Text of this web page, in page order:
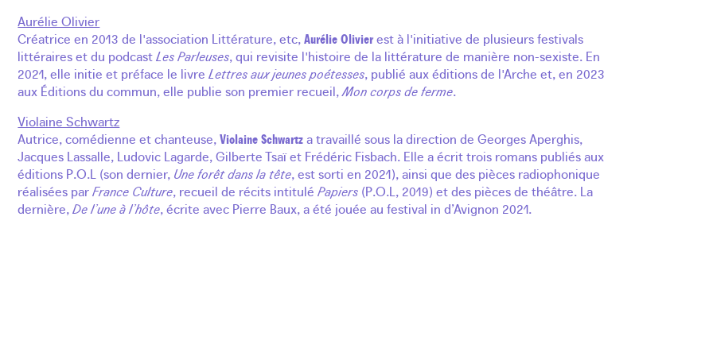
Aurélie Olivier
Créatrice en 2013 de l'association Littérature, etc,Aurélie Olivierest à l'initiative de plusieurs festivals
littéraires et du podcastLes Parleuses, qui revisite l'histoire de la littérature de manière non-sexiste. En
2021, elle initie et préface le livreLettres aux jeunes poétesses, publié aux éditions de l'Arche et, en 2023
aux Éditions du commun, elle publie son premier recueil,Mon corps de ferme.
Violaine Schwartz
Autrice, comédienne et chanteuse,Violaine Schwartza travaillé sous la direction de Georges Aperghis,
Jacques Lassalle, Ludovic Lagarde, Gilberte Tsaï et Frédéric Fisbach. Elle a écrit trois romans publiés aux
éditions P.O.L (son dernier, Une forêt dans la tête, est sorti en 2021), ainsi que des pièces radiophonique
réalisées parFrance Culture, recueil de récits intituléPapiers (P.O.L, 2019) et des pièces de théâtre. La
dernière,De l’une à l’hôte, écrite avec Pierre Baux, a été jouée au festival in d’Avignon 2021.